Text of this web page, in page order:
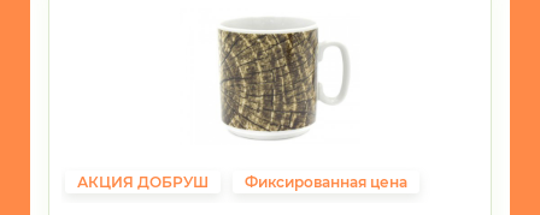
АКЦИЯ ДОБРУШ Фиксированная цена